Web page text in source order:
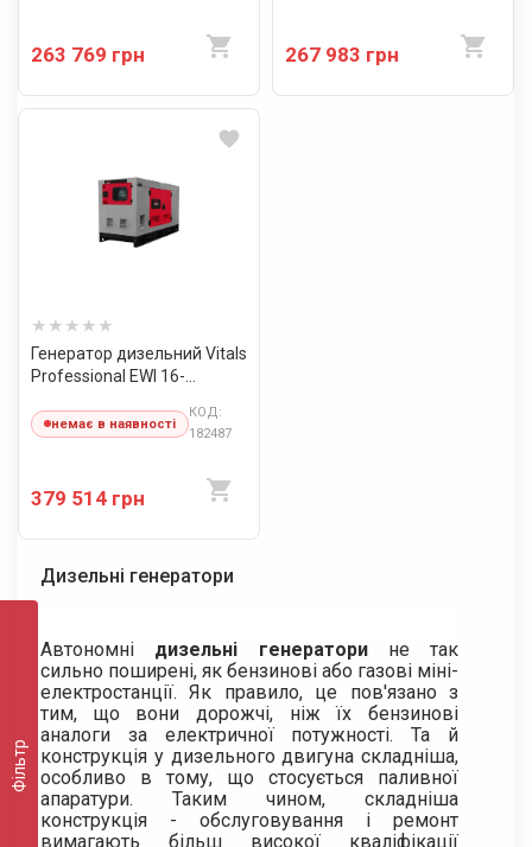
Фільтр
263 769 грн 267 983 грн
Генератор дизельний Vitals
Professional EWI 16-
немає в наявності
КОД:
182487
379 514 грн
Дизельні генератори
Автономні дизельні генераторине так
сильно поширені, як бензинові або газові міні-
електростанції. Як правило, це пов'язано з
тим, що вони дорожчі, ніж їх бензинові
аналоги за електричної потужності. Та й
конструкція у дизельного двигуна складніша,
особливо в тому, що стосується паливної
апаратури. Таким чином, складніша
конструкція - обслуговування і ремонт
вимагають більш високої кваліфікації